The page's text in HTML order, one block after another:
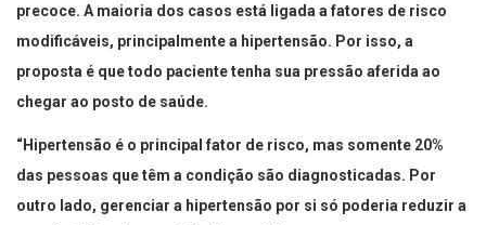
precoce. A maioria dos casos está ligada a fatores de risco
modificáveis, principalmente a hipertensão. Por isso, a
proposta é que todo paciente tenha sua pressão aferida ao
chegar ao posto de saúde.
“Hipertensão é o principal fator de risco, mas somente 20%
das pessoas que têm a condição são diagnosticadas. Por
outro lado, gerenciar a hipertensão por si só poderia reduzir a